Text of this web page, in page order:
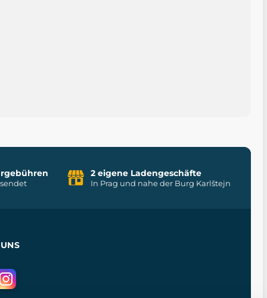
2 eigene Ladengeschäfte
In Prag und nahe der Burg Karlštejn